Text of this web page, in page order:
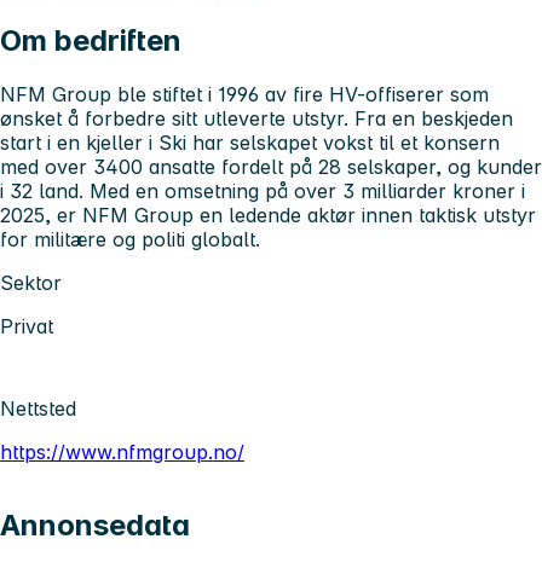
Om bedriften
NFM Group ble stiftet i 1996 av fire HV-offiserer som
ønsket å forbedre sitt utleverte utstyr. Fra en beskjeden
start i en kjeller i Ski har selskapet vokst til et konsern
med over 3400 ansatte fordelt på 28 selskaper, og kunder
i 32 land. Med en omsetning på over 3 milliarder kroner i
2025, er NFM Group en ledende aktør innen taktisk utstyr
for militære og politi globalt.
Sektor
Privat
Nettsted
https://www.nfmgroup.no/
Annonsedata